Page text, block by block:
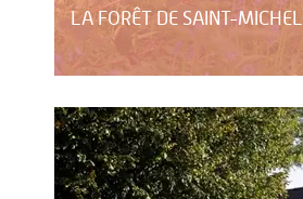
LA FORÊT DE SAINT-MICHEL